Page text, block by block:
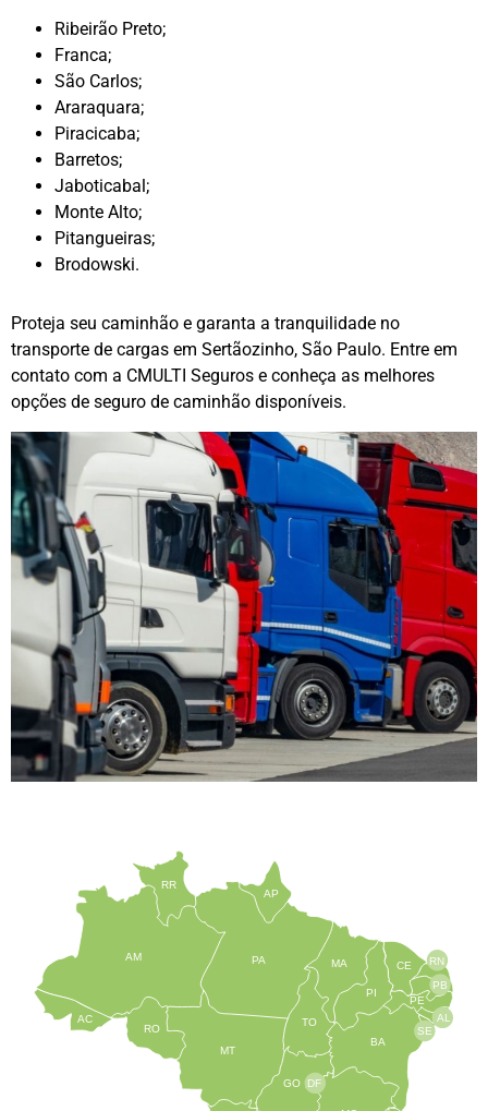
Ribeirão Preto;
Franca;
São Carlos;
Araraquara;
Piracicaba;
Barretos;
Jaboticabal;
Monte Alto;
Pitangueiras;
Brodowski.
Proteja seu caminhão e garanta a tranquilidade no
transporte de cargas em Sertãozinho, São Paulo. Entre em
contato com a CMULTI Seguros e conheça as melhores
opções de seguro de caminhão disponíveis.
TO
BA
SE
PE
AL
RN
CE
PI
MA
AP
PA
RR
AM
AC
RO
MT
GO DF
PB